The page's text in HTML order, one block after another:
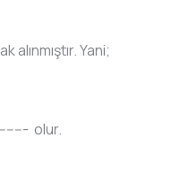
alınmıştır. Yani;
olur.